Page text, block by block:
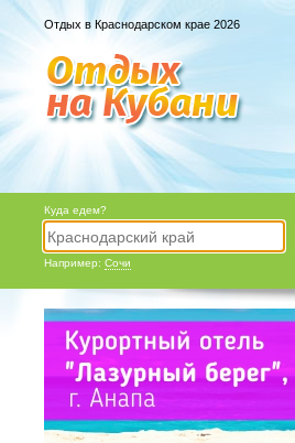
Отдых в Краснодарском крае 2026
Куда едем?
Например: Сочи